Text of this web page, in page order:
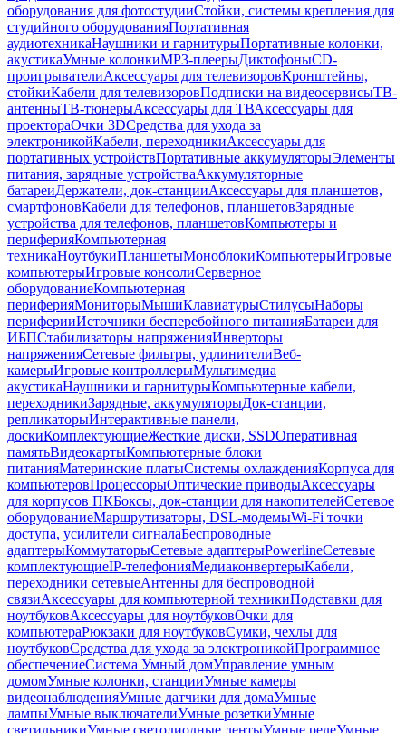
оборудования для фотостудииСтойки, системы крепления для
студийного оборудованияПортативная
аудиотехникаНаушники и гарнитурыПортативные колонки,
акустикаУмные колонкиMP3-плеерыДиктофоныCD-
проигрывателиАксессуары для телевизоровКронштейны,
стойкиКабели для телевизоровПодписки на видеосервисыТВ-
антенныТВ-тюнерыАксессуары для ТВАксессуары для
проектораОчки 3DСредства для ухода за
электроникойКабели, переходникиАксессуары для
портативных устройствПортативные аккумуляторыЭлементы
питания, зарядные устройстваАккумуляторные
батареиДержатели, док-станцииАксессуары для планшетов,
смартфоновКабели для телефонов, планшетовЗарядные
устройства для телефонов, планшетовКомпьютеры и
периферияКомпьютерная
техникаНоутбукиПланшетыМоноблокиКомпьютерыИгровые
компьютерыИгровые консолиСерверное
оборудованиеКомпьютерная
периферияМониторыМышиКлавиатурыСтилусыНаборы
периферииИсточники бесперебойного питанияБатареи для
ИБПСтабилизаторы напряженияИнверторы
напряженияСетевые фильтры, удлинителиВеб-
камерыИгровые контроллерыМультимедиа
акустикаНаушники и гарнитурыКомпьютерные кабели,
переходникиЗарядные, аккумуляторыДок-станции,
репликаторыИнтерактивные панели,
доскиКомплектующиеЖесткие диски, SSDОперативная
памятьВидеокартыКомпьютерные блоки
питанияМатеринские платыСистемы охлажденияКорпуса для
компьютеровПроцессорыОптические приводыАксессуары
для корпусов ПКБоксы, док-станции для накопителейСетевое
оборудованиеМаршрутизаторы, DSL-модемыWi-Fi точки
доступа, усилители сигналаБеспроводные
адаптерыКоммутаторыСетевые адаптерыPowerlineСетевые
комплектующиеIP-телефонияМедиаконвертерыКабели,
переходники сетевыеАнтенны для беспроводной
связиАксессуары для компьютерной техникиПодставки для
ноутбуковАксессуары для ноутбуковОчки для
компьютераРюкзаки для ноутбуковСумки, чехлы для
ноутбуковСредства для ухода за электроникойПрограммное
обеспечениеСистема Умный домУправление умным
домомУмные колонки, станцииУмные камеры
видеонаблюденияУмные датчики для домаУмные
лампыУмные выключателиУмные розеткиУмные
светильникиУмные светодиодные лентыУмные релеУмные